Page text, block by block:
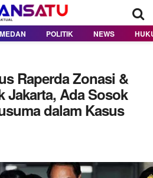
MEDAN POLITIK NEWS
Raperda Zonasi &
Jakarta, Ada Sosok
dalam Kasus